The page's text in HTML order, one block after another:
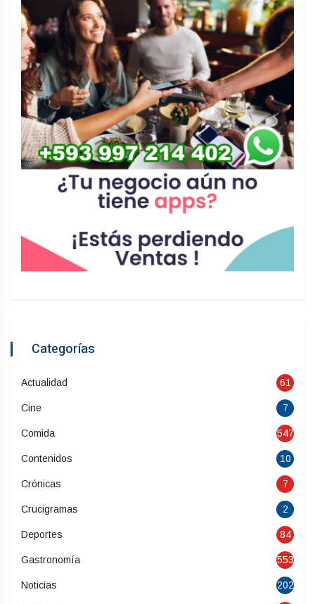
Categorías
Actualidad 61
Cine 7
Comida 547
Contenidos 10
Crónicas 7
Crucigramas 2
Deportes 84
Gastronomía 553
Noticias 202